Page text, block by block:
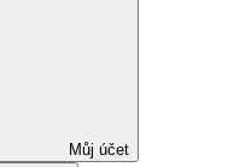
Můj účet